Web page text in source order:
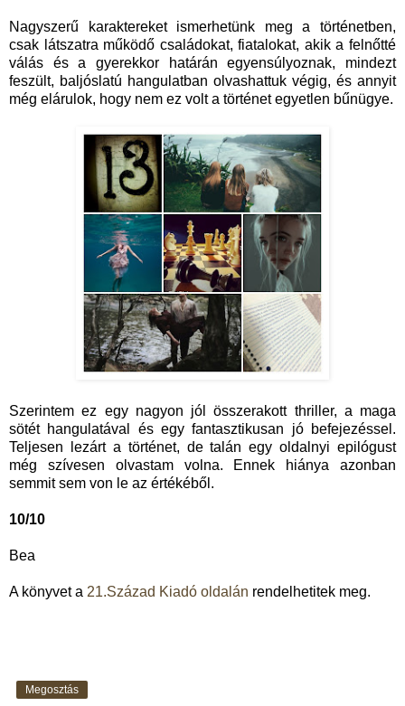
Nagyszerű karaktereket ismerhetünk meg a történetben,
csak látszatra működő családokat, fiatalokat, akik a felnőtté
válás és a gyerekkor határán egyensúlyoznak, mindezt
feszült, baljóslatú hangulatban olvashattuk végig, és annyit
még elárulok, hogy nem ez volt a történet egyetlen bűnügye.
Szerintem ez egy nagyon jól összerakott thriller, a maga
sötét hangulatával és egy fantasztikusan jó befejezéssel.
Teljesen lezárt a történet, de talán egy oldalnyi epilógust
még szívesen olvastam volna. Ennek hiánya azonban
semmit sem von le az értékéből.
10/10
Bea
A könyvet a 21.Század Kiadó oldalán rendelhetitek meg.
Megosztás